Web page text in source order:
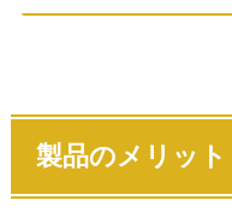
製品のメリット